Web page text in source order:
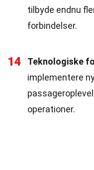
tilbyde endnu
forbindelser.
14 Teknologiske
implementere
operationer.